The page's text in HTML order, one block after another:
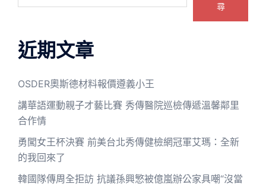
尋
近期文章
OSDER奧斯德材料報價遵義小王
講華語運動親子才藝比賽 秀傳醫院巡檢傳遞溫馨鄰里
合作情
勇闖女王杯決賽 前美台北秀傳健檢網冠軍艾瑪：全新
的我回來了
韓國隊傳周全拒訪 抗議孫興慜被億嵐辦公家具嘲“沒當